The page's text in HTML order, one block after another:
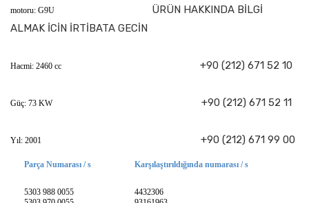
motoru: G9U ÜRÜN HAKKINDA BİLGİ
ALMAK İCİN İRTİBATA GECİN
Hacmi: 2460 cc +90 (212) 671 52 10
Güç: 73 KW +90 (212) 671 52 11
Yıl: 2001 +90 (212) 671 99 00
Parça Numarası / s
5303 988 0055
Karşılaştırıldığında numarası / s
4432306